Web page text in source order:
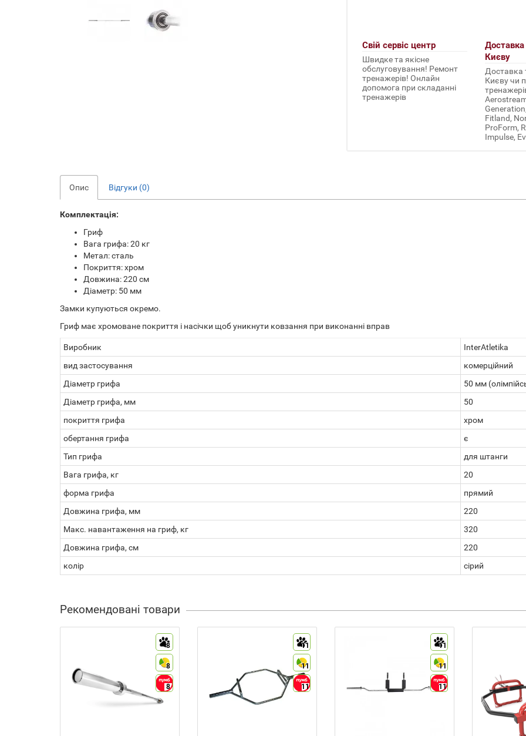
Свій сервіс центр
Швидке та якісне
обслуговування! Ремонт
тренажерів! Онлайн
допомога при складанні
тренажерів
Доставка
Києву
Доставка
Києву чи
Fitland,
ProForm,
Impulse,
Опис Відгуки (0)
Комплектація:
Гриф
Вага грифа: 20 кг
Метал: сталь
Покриття: хром
Довжина: 220 см
Діаметр: 50 мм
Замки купуються окремо.
Гриф має хромоване покриття і насічки щоб уникнути ковзання при виконанні вправ
Виробник
InterAtletika
вид застосування
комерційний
Діаметр грифа
50 мм
Діаметр грифа, мм
50
покриття грифа
хром
обертання грифа
є
Тип грифа
для штанги
Вага грифа, кг
20
форма грифа
прямий
Довжина грифа, мм
220
Макс. навантаження на гриф, кг
320
Довжина грифа, см
220
колір
сірий
Рекомендовані товари
8
8
8
11
11
11
11
11
11